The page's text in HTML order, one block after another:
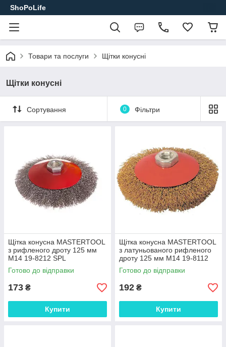
ShoPoLife
Товари та послуги Щітки конусні
Щітки конусні
Сортування 0 Фільтри
Щітка конусна MASTERTOOL
з рифленого дроту 125 мм
М14 19-8212 SPL
Готово до відправки
173 ₴
Купити
Щітка конусна MASTERTOOL
з латуньованого рифленого
дроту 125 мм М14 19-8112
SPL
Готово до відправки
192 ₴
Купити